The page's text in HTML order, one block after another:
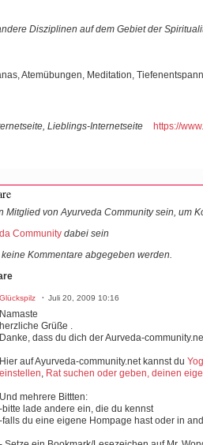
Disziplinen auf dem Gebiet der
Atemübungen, Meditation,
Lieblings-Internetseite https://
Mitglied von Ayurveda Community sein, um
Community dabei sein
Kommentare abgegeben werden.
Glückspilz Juli 20, 2009 10:16
Namaste
herzliche Grüße .
Danke, dass du dich der Aurveda-
Hier auf Ayurveda-community.net kannst du
einstellen, Rat suchen oder geben, deinen
Und mehrere Bittten:
-bitte lade andere ein, die du kennst
-falls du eine eigene Hompage hast oder in